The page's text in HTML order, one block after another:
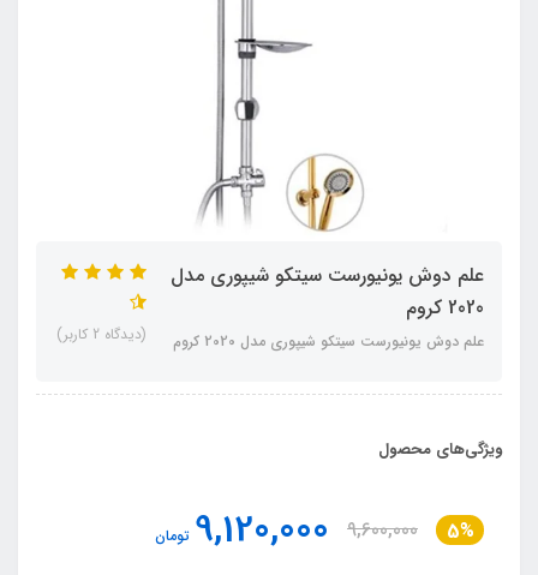
علم دوش یونیورست سیتکو شیپوری مدل
2020 کروم
علم دوش یونیورست سیتکو شیپوری مدل 2020 کروم (دیدگاه 2 کاربر)
ویژگی‌های محصول
5%
9,600,000
9,120,000 تومان